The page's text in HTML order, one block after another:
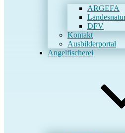
ARGEFA
DFV
Kontakt
Ausbilderportal
Angelfischerei